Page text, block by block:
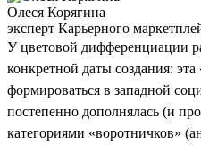
Олеся Корягина
эксперт Карьерного
У цветовой дифференциации
конкретной даты создания: эта
формироваться в западной
постепенно дополнялась (и
категориями «воротничков»